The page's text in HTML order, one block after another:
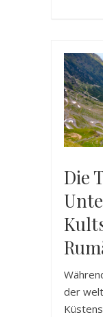
Die
der